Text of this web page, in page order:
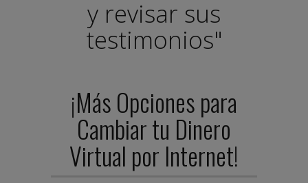
y revisar sus
testimonios"
¡Más Opciones para
Cambiar tu Dinero
Virtual por Internet!